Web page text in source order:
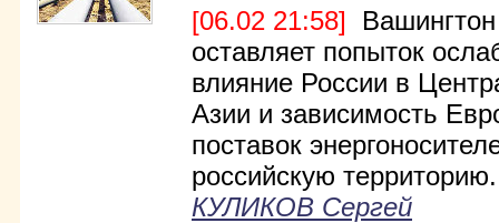
[06.02 21:58]
оставляет попыток
влияние России в
Азии и зависимость
поставок
российскую
КУЛИКОВ Сергей